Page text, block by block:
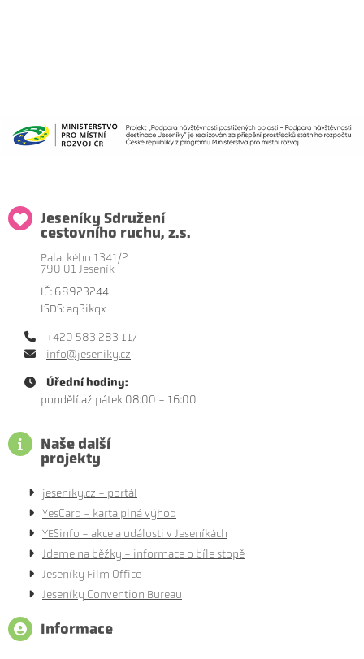
Jeseníky Sdružení
cestovního ruchu, z.s.
Palackého 1341/2
790 01 Jeseník
IČ: 68923244
ISDS: aq3ikqx
+420 583 283 117
info@jeseniky.cz
Úřední hodiny:
pondělí až pátek 08:00 - 16:00
Naše další
projekty
jeseniky.cz - portál
YesCard - karta plná výhod
YESinfo - akce a události v Jeseníkách
Jdeme na běžky - informace o bíle stopě
Jeseníky Film Office
Jeseníky Convention Bureau
Informace